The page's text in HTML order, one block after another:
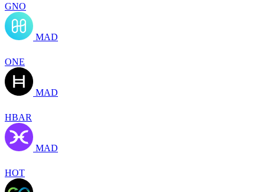
GNO
MAD
ONE
MAD
HBAR
MAD
HOT